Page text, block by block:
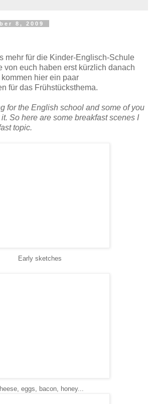
8, 2009
mehr für die Kinder-Englisch-Schule
von euch haben erst kürzlich danach
hier ein paar
für das Frühstücksthema.
for the English school and some of you
So here are some breakfast scenes I
topic.
Early sketches
eggs, bacon, honey...